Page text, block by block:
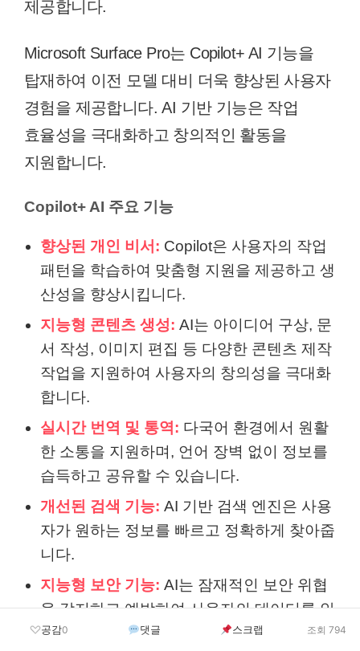
제공합니다.
Microsoft Surface Pro는 Copilot+ AI 기능을
탑재하여 이전 모델 대비 더욱 향상된 사용자
경험을 제공합니다. AI 기반 기능은 작업
효율성을 극대화하고 창의적인 활동을
지원합니다.
Copilot+ AI 주요 기능
향상된 개인 비서: Copilot은 사용자의 작업
패턴을 학습하여 맞춤형 지원을 제공하고 생
산성을 향상시킵니다.
지능형 콘텐츠 생성: AI는 아이디어 구상, 문
서 작성, 이미지 편집 등 다양한 콘텐츠 제작
작업을 지원하여 사용자의 창의성을 극대화
합니다.
실시간 번역 및 통역: 다국어 환경에서 원활
한 소통을 지원하며, 언어 장벽 없이 정보를
습득하고 공유할 수 있습니다.
개선된 검색 기능: AI 기반 검색 엔진은 사용
자가 원하는 정보를 빠르고 정확하게 찾아줍
니다.
지능형 보안 기능: AI는 잠재적인 보안 위협
을 감지하고 예방하여 사용자의 데이터를 안
전하게 보호합니다.
공감0 댓글 스크랩 조회 794